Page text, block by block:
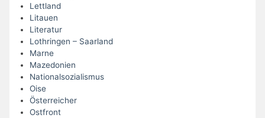
Lettland
Litauen
Literatur
Lothringen – Saarland
Marne
Mazedonien
Nationalsozialismus
Oise
Österreicher
Ostfront